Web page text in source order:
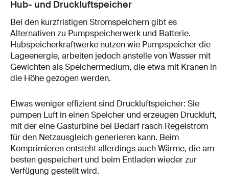
Hub- und Druckluftspeicher
Bei den kurzfristigen Stromspeichern gibt es
Alternativen zu Pumpspeicherwerk und Batterie.
Hubspeicherkraftwerke nutzen wie Pumpspeicher die
Lageenergie, arbeiten jedoch anstelle von Wasser mit
Gewichten als Speichermedium, die etwa mit Kranen in
die Höhe gezogen werden.
Etwas weniger effizient sind Druckluftspeicher: Sie
pumpen Luft in einen Speicher und erzeugen Druckluft,
mit der eine Gasturbine bei Bedarf rasch Regelstrom
für den Netzausgleich generieren kann. Beim
Komprimieren entsteht allerdings auch Wärme, die am
besten gespeichert und beim Entladen wieder zur
Verfügung gestellt wird.